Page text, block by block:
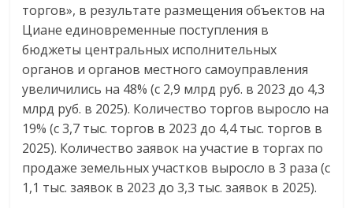
торгов», в результате размещения объектов на
Циане единовременные поступления в
бюджеты центральных исполнительных
органов и органов местного самоуправления
увеличились на 48% (с 2,9 млрд руб. в 2023 до 4,3
млрд руб. в 2025). Количество торгов выросло на
19% (с 3,7 тыс. торгов в 2023 до 4,4 тыс. торгов в
2025). Количество заявок на участие в торгах по
продаже земельных участков выросло в 3 раза (с
1,1 тыс. заявок в 2023 до 3,3 тыс. заявок в 2025).